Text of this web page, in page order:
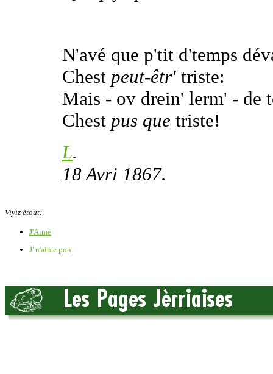
N'avé que p'tit d'temps
Chest peut-êtr' triste:
Mais - ov drein' lerm' - de
Chest pus que triste!
L.
18 Avri 1867.
Viyiz étout:
J'Aime
J' n'aime pon